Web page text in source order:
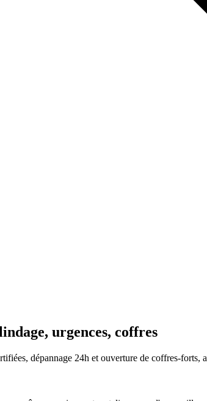
urgences, coffres
dépannage 24h et ouverture de coffres-forts,